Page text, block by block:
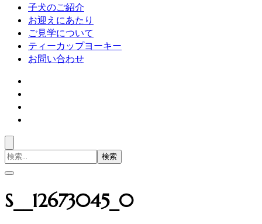
子犬のご紹介
お迎えにあたり
ご見学について
ティーカップヨーキー
お問い合わせ
検
索
象:
S__12673045_0